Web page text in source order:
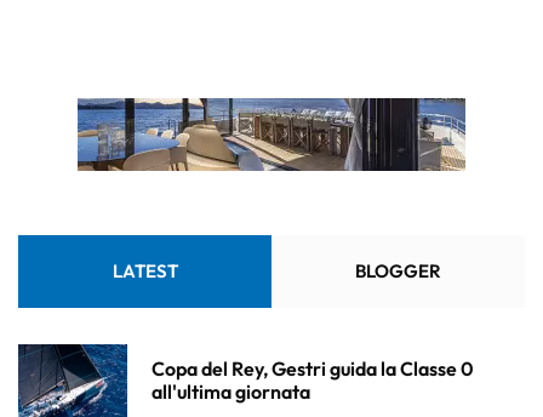
LATEST BLOGGER
Copa del Rey, Gestri guida la Classe 0
all'ultima giornata